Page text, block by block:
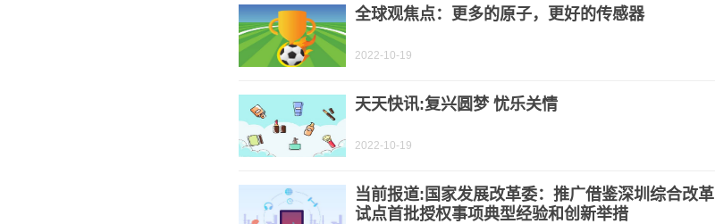
全球观焦点：更多的原子，更好的传感器
2022-10-19
天天快讯:复兴圆梦 忧乐关情
2022-10-19
当前报道:国家发展改革委：推广借鉴深圳综合改革
试点首批授权事项典型经验和创新举措